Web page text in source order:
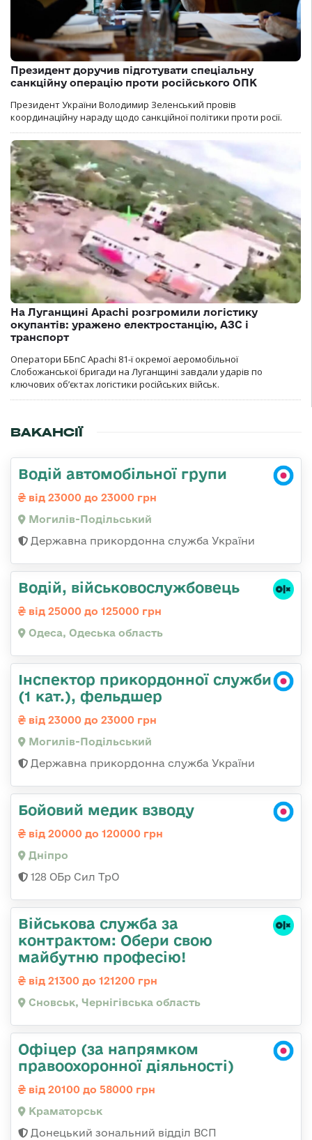
Президент доручив підготувати спеціальну
санкційну операцію проти російського ОПК
Президент України Володимир Зеленський провів
координаційну нараду щодо санкційної політики проти росії.
На Луганщині Apachi розгромили логістику
окупантів: уражено електростанцію, АЗС і
транспорт
Оператори ББпС Apachi 81-ї окремої аеромобільної
Слобожанської бригади на Луганщині завдали ударів по
ключових об’єктах логістики російських військ.
ВАКАНСІЇ
Водій автомобільної групи
від 23000 до 23000 грн
Могилів-Подільський
Державна прикордонна служба України
Водій, військовослужбовець
від 25000 до 125000 грн
Одеса, Одеська область
Інспектор прикордонної служби
(1 кат.), фельдшер
від 23000 до 23000 грн
Могилів-Подільський
Державна прикордонна служба України
Бойовий медик взводу
від 20000 до 120000 грн
Дніпро
128 ОБр Сил ТрО
Військова служба за
контрактом: Обери свою
майбутню професію!
від 21300 до 121200 грн
Сновськ, Чернігівська область
Офіцер (за напрямком
правоохоронної діяльності)
від 20100 до 58000 грн
Краматорськ
Донецький зональний відділ ВСП